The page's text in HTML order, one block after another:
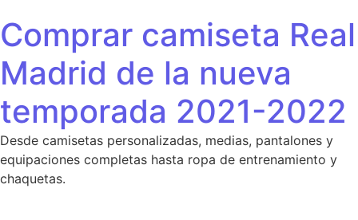
Comprar camiseta Real
Madrid de la nueva
temporada 2021-2022
Desde camisetas personalizadas, medias, pantalones y
equipaciones completas hasta ropa de entrenamiento y
chaquetas.